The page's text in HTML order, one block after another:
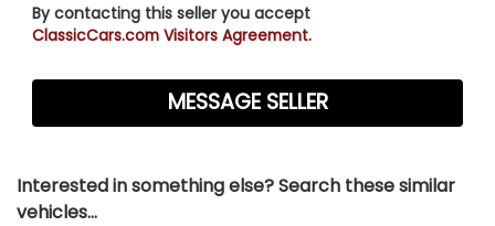
By contacting this seller you accept
ClassicCars.com Visitors Agreement.
Interested in something else? Search these similar
vehicles...